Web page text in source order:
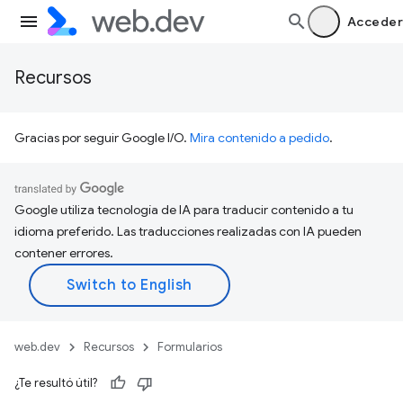
Acceder
Recursos
Gracias por seguir Google I/O. Mira contenido a pedido.
Google utiliza tecnología de IA para traducir contenido a tu
idioma preferido. Las traducciones realizadas con IA pueden
contener errores.
web.dev Recursos Formularios
¿Te resultó útil?